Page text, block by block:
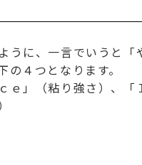
に、一言でいうと「
４つとなります。
ｅ」（粘り強さ）、「